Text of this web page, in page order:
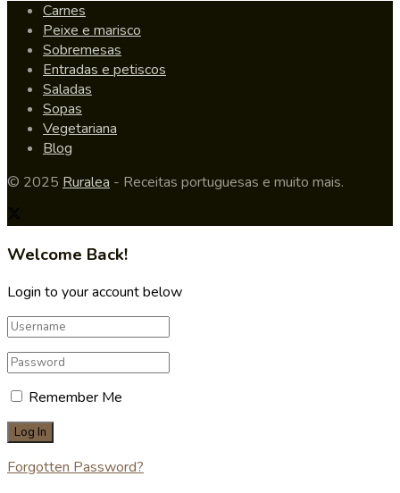
Carnes
Peixe e marisco
Sobremesas
Entradas e petiscos
Saladas
Sopas
Vegetariana
Blog
© 2025 Ruralea - Receitas portuguesas e muito mais.
Welcome Back!
Login to your account below
Remember Me
Forgotten Password?